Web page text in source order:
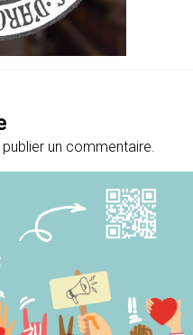
un commentaire.